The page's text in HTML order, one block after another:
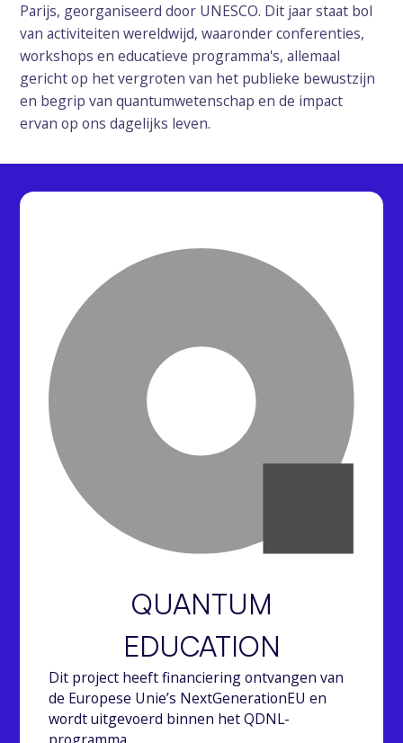
Parijs, georganiseerd door UNESCO. Dit jaar staat bol
van activiteiten wereldwijd, waaronder conferenties,
workshops en educatieve programma's, allemaal
gericht op het vergroten van het publieke bewustzijn
en begrip van quantumwetenschap en de impact
ervan op ons dagelijks leven.
QUANTUM
EDUCATION
Dit project heeft financiering ontvangen van
de Europese Unie’s NextGenerationEU en
wordt uitgevoerd binnen het QDNL-